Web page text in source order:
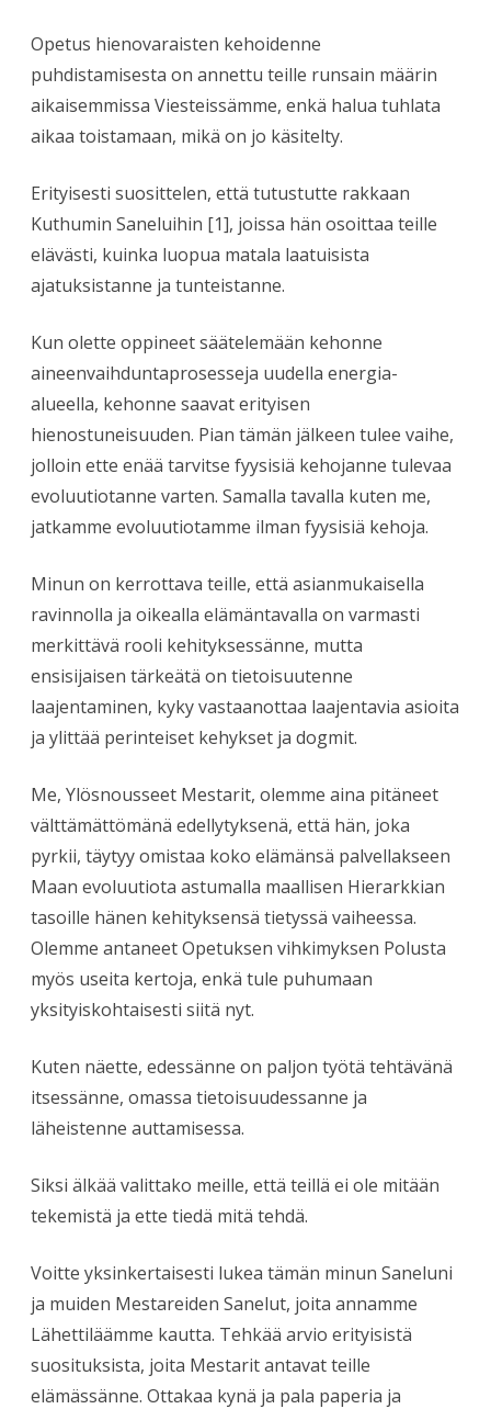
Opetus hienovaraisten kehoidenne
puhdistamisesta on annettu teille runsain määrin
aikaisemmissa Viesteissämme, enkä halua tuhlata
aikaa toistamaan, mikä on jo käsitelty.
Erityisesti suosittelen, että tutustutte rakkaan
Kuthumin Saneluihin [1], joissa hän osoittaa teille
elävästi, kuinka luopua matala laatuisista
ajatuksistanne ja tunteistanne.
Kun olette oppineet säätelemään kehonne
aineenvaihduntaprosesseja uudella energia-
alueella, kehonne saavat erityisen
hienostuneisuuden. Pian tämän jälkeen tulee vaihe,
jolloin ette enää tarvitse fyysisiä kehojanne tulevaa
evoluutiotanne varten. Samalla tavalla kuten me,
jatkamme evoluutiotamme ilman fyysisiä kehoja.
Minun on kerrottava teille, että asianmukaisella
ravinnolla ja oikealla elämäntavalla on varmasti
merkittävä rooli kehityksessänne, mutta
ensisijaisen tärkeätä on tietoisuutenne
laajentaminen, kyky vastaanottaa laajentavia asioita
ja ylittää perinteiset kehykset ja dogmit.
Me, Ylösnousseet Mestarit, olemme aina pitäneet
välttämättömänä edellytyksenä, että hän, joka
pyrkii, täytyy omistaa koko elämänsä palvellakseen
Maan evoluutiota astumalla maallisen Hierarkkian
tasoille hänen kehityksensä tietyssä vaiheessa.
Olemme antaneet Opetuksen vihkimyksen Polusta
myös useita kertoja, enkä tule puhumaan
yksityiskohtaisesti siitä nyt.
Kuten näette, edessänne on paljon työtä tehtävänä
itsessänne, omassa tietoisuudessanne ja
läheistenne auttamisessa.
Siksi älkää valittako meille, että teillä ei ole mitään
tekemistä ja ette tiedä mitä tehdä.
Voitte yksinkertaisesti lukea tämän minun Saneluni
ja muiden Mestareiden Sanelut, joita annamme
Lähettiläämme kautta. Tehkää arvio erityisistä
suosituksista, joita Mestarit antavat teille
elämässänne. Ottakaa kynä ja pala paperia ja